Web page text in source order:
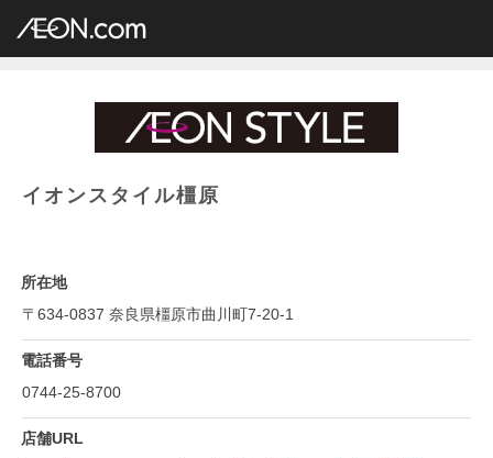
イオングループ店舗一覧
イオンスタイル橿原
所在地
〒634-0837 奈良県橿原市曲川町7-20-1
電話番号
0744-25-8700
店舗URL